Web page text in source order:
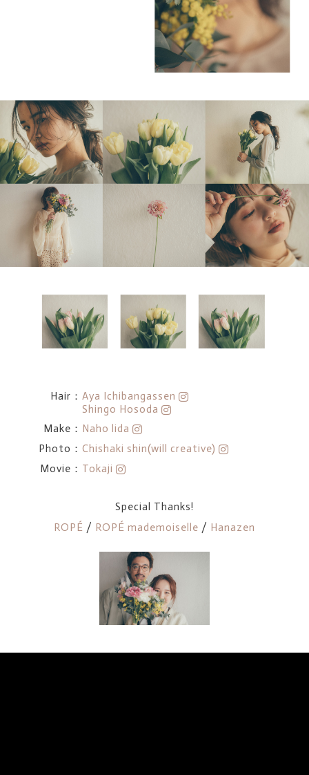
Hair： Aya Ichibangassen
Shingo Hosoda
Make： Naho lida
Photo： Chishaki shin(will creative)
Movie： Tokaji
Special Thanks!
ROPÉ / ROPÉ mademoiselle / Hanazen